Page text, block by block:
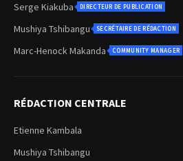
Serge Kiakuba DIRECTEUR DE PUBLICATION
Mushiya Tshibangu SECRÉTAIRE DE RÉDACTION
Marc-Henock Makanda COMMUNITY MANAGER
RÉDACTION CENTRALE
Etienne Kambala
Mushiya Tshibangu